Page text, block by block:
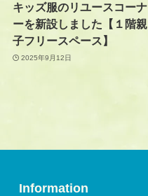
キッズ服のリユースコーナ
ーを新設しました【１階親
子フリースペース】
2025年9月12日
Information